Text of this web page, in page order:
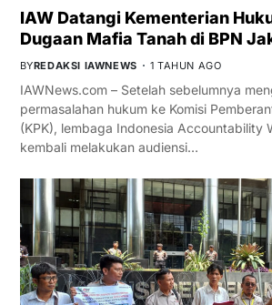
IAW Datangi Kementerian
Dugaan Mafia Tanah di BPN
BYREDAKSI IAWNEWS 1 TAHUN AGO
IAWNews.com – Setelah sebelumnya
permasalahan hukum ke Komisi
(KPK), lembaga Indonesia Accountability
kembali melakukan audiensi…